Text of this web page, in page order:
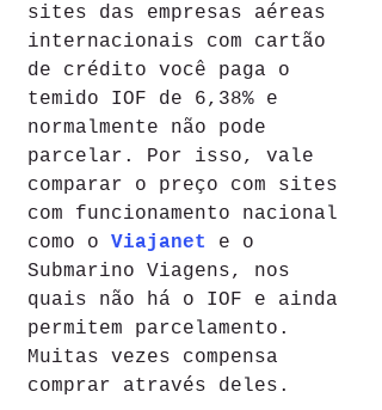
sites das empresas aéreas
internacionais com cartão
de crédito você paga o
temido IOF de 6,38% e
normalmente não pode
parcelar. Por isso, vale
comparar o preço com sites
com funcionamento nacional
como o Viajanet
e o
Submarino Viagens, nos
quais não há o IOF e ainda
permitem parcelamento.
Muitas vezes compensa
comprar através deles.